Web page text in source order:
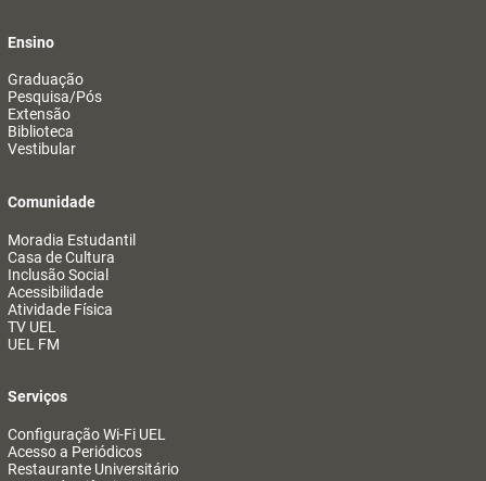
Ensino
Graduação
Pesquisa/Pós
Extensão
Biblioteca
Vestibular
Comunidade
Moradia Estudantil
Casa de Cultura
Inclusão Social
Acessibilidade
Atividade Física
TV UEL
UEL FM
Serviços
Configuração Wi-Fi UEL
Acesso a Periódicos
Restaurante Universitário